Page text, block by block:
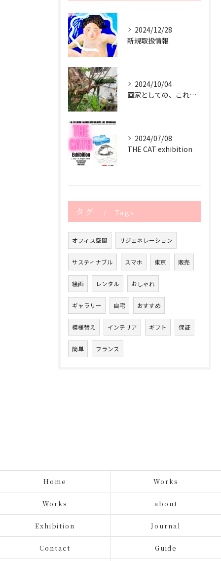
2024/12/28
新規取扱情報
2024/10/04
画家としての、これからのサスティナブル
2024/07/08
THE CAT exhibition
タグ Tags
オフィス空間 リジェネレーション
サスティナブル スマホ 東京 販売
絵画 レンタル おしゃれ
ギャラリー 自宅 おすすめ
模様替え インテリア ギフト 保証
簡単 フランス
Home Works
Works about
Exhibition Journal
Contact Guide